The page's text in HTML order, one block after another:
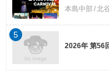
本島中部 北
2026年 第56
5